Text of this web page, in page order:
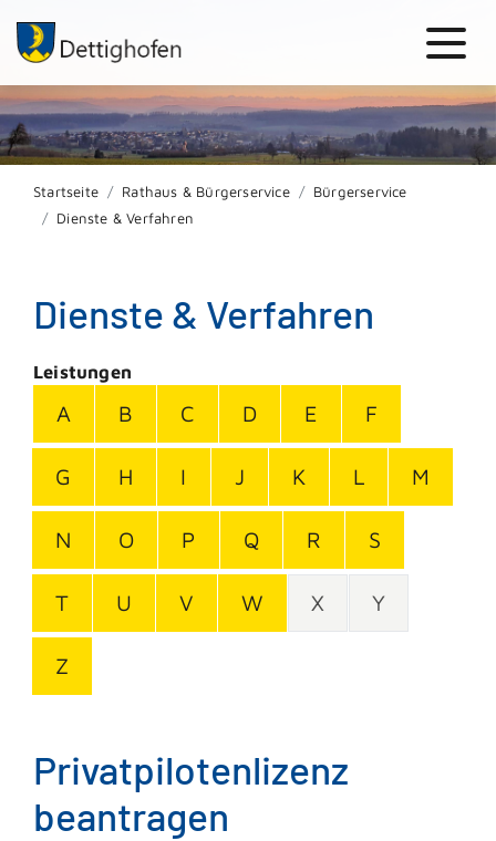
Startseite Rathaus & Bürgerservice
Bürgerservice
Dienste & Verfahren
Dienste & Verfahren
Leistungen
A B C D E F
G H I J K L M
N O P Q R S
T U V W X Y
Z
Privatpilotenlizenz
beantragen